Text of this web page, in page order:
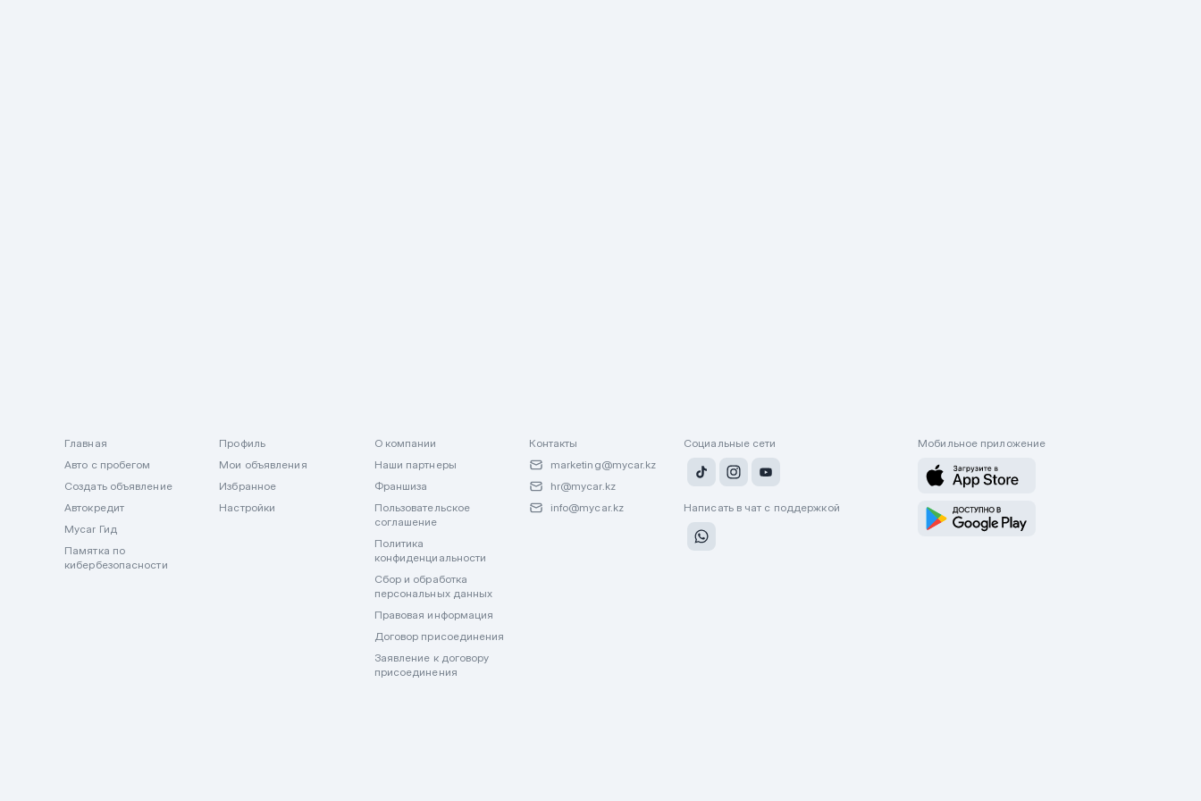
Главная
Авто с пробегом
Создать объявление
Автокредит
Mycar Гид
Памятка по
кибербезопасности
Профиль
Мои объявления
Избранное
Настройки
О компании
Наши партнеры
Франшиза
Пользовательское
соглашение
Политика
конфиденциальности
Сбор и обработка
персональных данных
Правовая информация
Договор присоединения
Заявление к договору
присоединения
Контакты
marketing@mycar.kz
hr@mycar.kz
info@mycar.kz
Социальные сети
Написать в чат с поддержкой
Мобильное приложение